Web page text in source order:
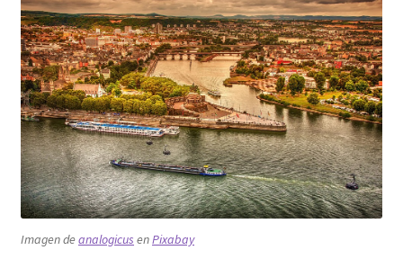
Imagen deanalogicus enPixabay